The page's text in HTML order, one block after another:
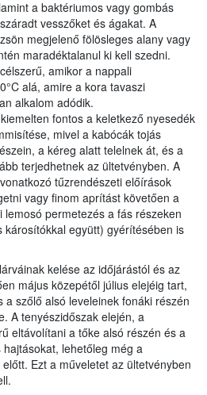
a baktériumos vagy gombás
vesszőket és ágakat. A
megjelenő fölösleges alany vagy
maradéktalanul ki kell szedni.
amikor a nappali
alá, amire a kora tavaszi
alkalom adódik.
fontos a keletkező nyesedék
mivel a kabócák tojás
a kéreg alatt telelnek át, és a
terjedhetnek az ültetvényben. A
tűzrendészeti előírások
vagy finom aprítást követően a
lemosó permetezés a fás részeken
károsítókkal együtt) gyérítésében is
kelése az időjárástól és az
május közepétől július elejéig tart,
szőlő alsó leveleinek fonáki részén
A tenyészidőszak elején, a
eltávolítani a tőke alsó részén és a
lehetőleg még a
Ezt a műveletet az ültetvényben